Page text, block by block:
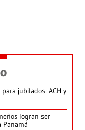
jubilados: ACH y
logran ser
Panamá